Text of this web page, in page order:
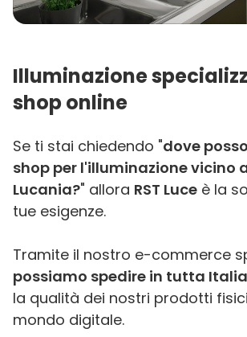
Illuminazione
shop online
Se ti stai chiedendo "dove
shop per l'illuminazione vicino
Lucania?" allora RST Luce è la
tue esigenze.
Tramite il nostro e-commerce
possiamo spedire in tutta Italia
la qualità dei nostri prodotti
mondo digitale.